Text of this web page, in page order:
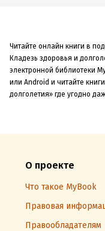
Читайте онлайн книги в
Кладезь здоровья и
электронной библиотеки
или Android и читайте
долголетия» где угодно
О проекте
Что такое MyBook
Правовая
Правообладателям